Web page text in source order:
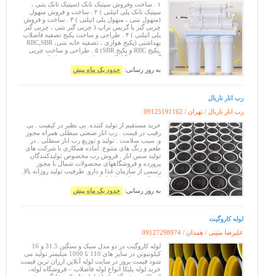
۱ . ساخت وفروش سپتیک تانک (سپتیک تانک بتنی ،
سپتیک تانک پلی اتیلنی ) ۲ . ساخت و فروش منهول
(منهول بتنی ، منهول پلی اتیلنی ) ۳ . ساخت و فروش
چربی گیر یا گریس تراپ ( چربی گیر بتنی ، چربی گیر
پلی اتیلنی ) ۴ . طراحی و ساخت پکیج تصفیه فاضلاب
بهداشتی (پکیج هوازی ، تصفیه خانه بتنی، RBC,SBR
,پکیج RBC و پکیج SBR) ۵ . طراحی و ساخت چربی
گیر صنعتی ( DAF ) ۶ . ساخت و فروش انواع سختی
گیر ، دیایونایزر ، اسم
به روز رسانی: حدود یک ماه پیش
رب انار ناربال
رب انار ناربال / تهران / 09125191162
خرید مستقیم از تولید کننده. بی نظیر در کیفیت . بی
رقیب در قیمت . رب انار صنعتی سطلی همراه مجوز
و. سیب سلامت . تولید و توزیع رب انار سطلی . در
طعم و رنگ های متنوع. اماده همکاری با شرکت های
تولید سس انار . فروش رب مخصوص تولیدکنندگان
پرورده و فروشگاههای محصولات شمال با مجوز
رسمی از سازمان غذا و دارو. ظرفیت تولید روزانه بالا.
ارسال به تمام نقاط ایران فروش به صورت عمده و
تناژ از کجا بفهمیم رب
به روز رسانی: حدود یک ماه پیش
لوله کاروگیت
علیرضا متینی / همدان / 09127298974
لوله کاروگیت در دو مدل سبک و سنگین 31.5 و 16
کیلونیوتن در سایز های 110 تا 1000 میلیمتر تولید می
شود قیمت بروز در سایت لوله آنلاین ارزان ترین قیمت
خرید لوله پلیکا انواع لوله فاضلاب – فروشگاه لوله،